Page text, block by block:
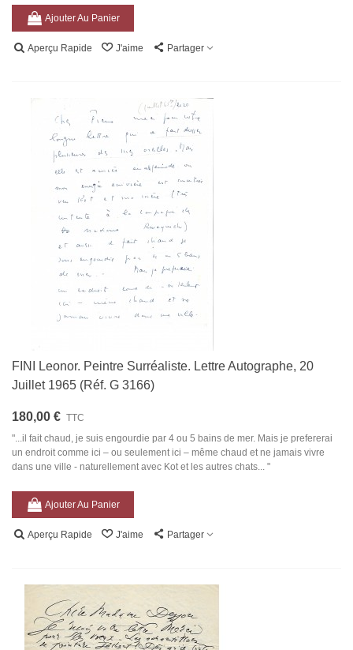
Ajouter Au Panier
Aperçu Rapide J'aime Partager
FINI Leonor. Peintre Surréaliste. Lettre Autographe, 20
Juillet 1965 (Réf. G 3166)
180,00 € TTC
"...il fait chaud, je suis engourdie par 4 ou 5 bains de mer. Mais je prefererai
un endroit comme ici – ou seulement ici – même chaud et ne jamais vivre
dans une ville - naturellement avec Kot et les autres chats... "
Ajouter Au Panier
Aperçu Rapide J'aime Partager